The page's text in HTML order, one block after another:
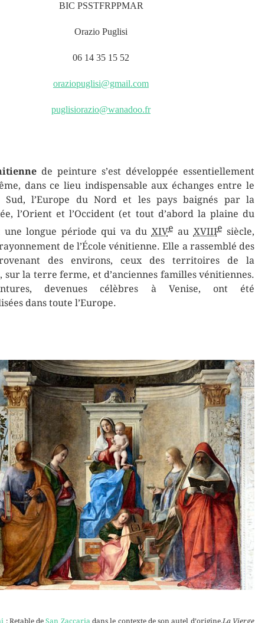
BIC PSSTFRPPMAR
Orazio Puglisi
06 14 35 15 52
oraziopuglisi@gmail.com
puglisiorazio@wanadoo.fr
de peinture s’est développée essentiellement
dans ce lieu indispensable aux échanges entre le
l’Europe du Nord et les pays baignés par la
l’Orient et l’Occident (et tout d’abord la plaine du
une longue période qui va du XIVe au XVIIIe siècle,
de l’École vénitienne. Elle a rassemblé des
des environs, ceux des territoires de la
sur la terre ferme, et d’anciennes familles vénitiennes.
devenues célèbres à Venise, ont été
dans toute l’Europe.
: Retable deSan Zaccaria dans le contexte de son autel d’origine.La Vierge